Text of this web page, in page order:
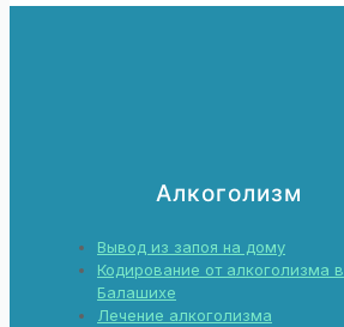
Алкоголизм
Вывод из запоя на дому
Кодирование от алкоголизма в
Балашихе
Лечение алкоголизма